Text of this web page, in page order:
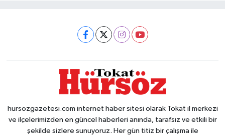
hursozgazetesi.com internet haber sitesi olarak Tokat il merkezi
ve ilçelerimizden en güncel haberleri anında, tarafsız ve etkili bir
şekilde sizlere sunuyoruz. Her gün titiz bir çalışma ile